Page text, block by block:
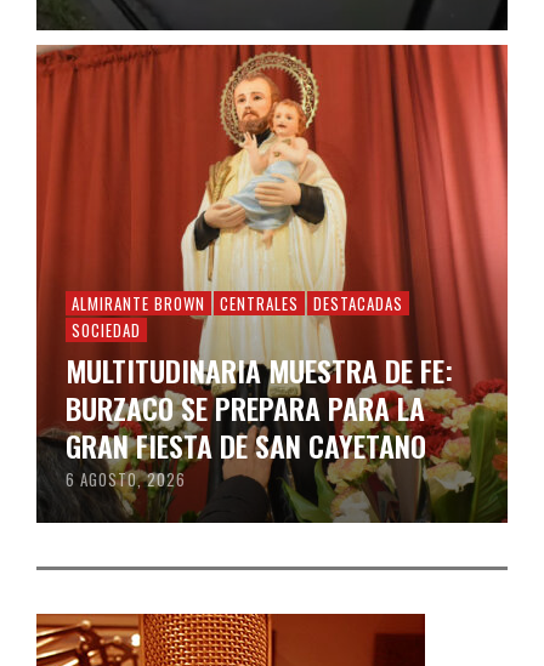
ALMIRANTE BROWN CENTRALES
DESTACADAS
SOCIEDAD
MULTITUDINARIA MUESTRA DE FE:
BURZACO SE PREPARA PARA LA
GRAN FIESTA DE SAN CAYETANO
6 AGOSTO, 2026